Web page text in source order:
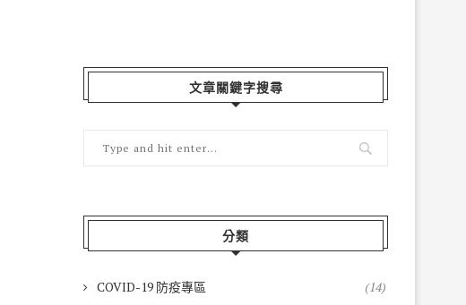
文章關鍵字搜尋
分類
COVID-19 防疫專區 (14)